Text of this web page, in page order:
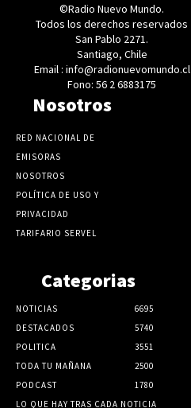
©Radio Nuevo Mundo.
Todos los derechos reservados
San Pablo 2271.
Santiago, Chile
Email : info@radionuevomundo.cl
Fono: 56 2 6883175
Nosotros
RED NACIONAL DE
EMISORAS
NOSOTROS
POLÍTICA DE USO Y
PRIVACIDAD
TARIFARIO SERVEL
Categorias
NOTICIAS
6695
DESTACADOS
5740
POLITICA
3551
TODA TU MAÑANA
2500
PODCAST
1780
LO QUE HAY TRAS CADA NOTICIA